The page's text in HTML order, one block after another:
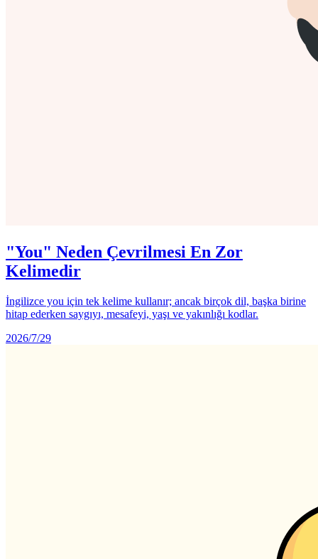
"You" Neden Çevrilmesi En Zor
Kelimedir
İngilizce you için tek kelime kullanır; ancak birçok dil, başka birine
hitap ederken saygıyı, mesafeyi, yaşı ve yakınlığı kodlar.
2026/7/29